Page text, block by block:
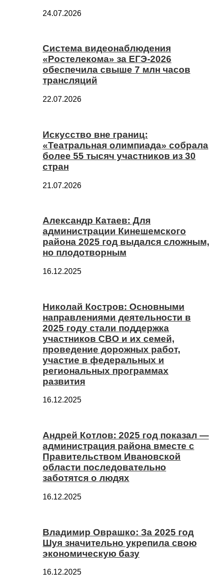
24.07.2026
Система видеонаблюдения
«Ростелекома» за ЕГЭ-2026
обеспечила свыше 7 млн часов
трансляций
22.07.2026
Искусство вне границ:
«Театральная олимпиада» собрала
более 55 тысяч участников из 30
стран
21.07.2026
Александр Катаев: Для
администрации Кинешемского
района 2025 год выдался сложным,
но плодотворным
16.12.2025
Николай Костров: Основными
направлениями деятельности в
2025 году стали поддержка
участников СВО и их семей,
проведение дорожных работ,
участие в федеральных и
региональных программах
развития
16.12.2025
Андрей Котлов: 2025 год показал —
администрация района вместе с
Правительством Ивановской
области последовательно
заботятся о людях
16.12.2025
Владимир Оврашко: За 2025 год
Шуя значительно укрепила свою
экономическую базу
16.12.2025